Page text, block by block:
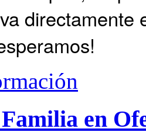
directamente
Familia en